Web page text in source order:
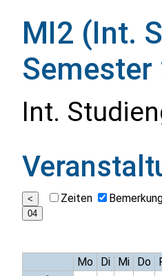
MI2 (Int.
Semester
Int.
Zeiten
Mo Di Mi Do